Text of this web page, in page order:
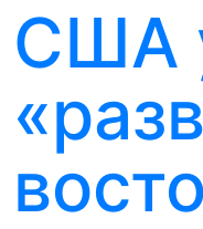
США